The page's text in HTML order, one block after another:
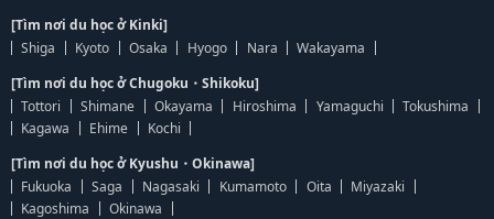
[Tìm nơi du học ở Kinki]
Shiga
Kyoto Osaka Hyogo Nara
Wakayama
[Tìm nơi du học ở Chugoku・Shikoku]
Tottori
Shimane Okayama Hiroshima Yamaguchi
Tokushima
Kagawa
Ehime
Kochi
[Tìm nơi du học ở Kyushu・Okinawa]
Fukuoka
Saga Nagasaki Kumamoto Oita
Miyazaki
Kagoshima
Okinawa